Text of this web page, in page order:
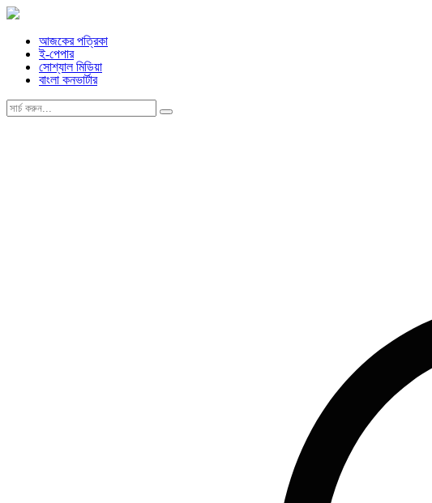
আজকের পত্রিকা
ই-পেপার
সোশ্যাল মিডিয়া
বাংলা কনভার্টার